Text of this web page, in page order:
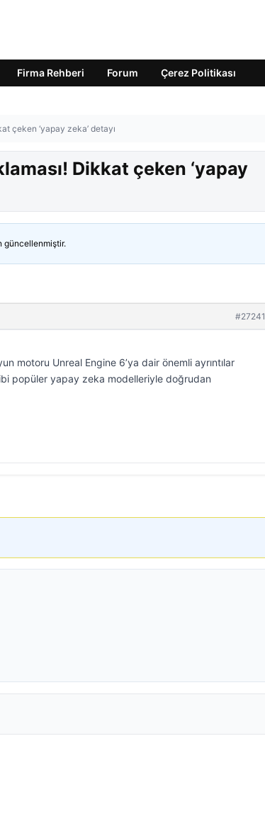
Firma Rehberi Forum Çerez Politikası
çeken ‘yapay zeka’ detayı
Dikkat çeken ‘yapay
güncellenmiştir.
#27241
motoru Unreal Engine 6’ya dair önemli ayrıntılar
popüler yapay zeka modelleriyle doğrudan